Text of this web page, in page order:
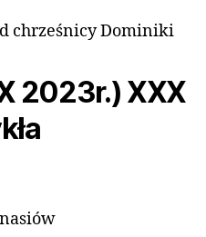
chrześnicy Dominiki
2023r.) XXX